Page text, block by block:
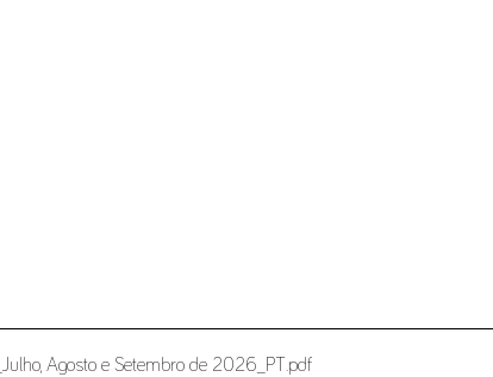
Agosto e Setembro de 2026_PT .pdf